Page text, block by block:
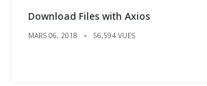
Download Files with Axios
MARS 06, 2018 56,594 VUES